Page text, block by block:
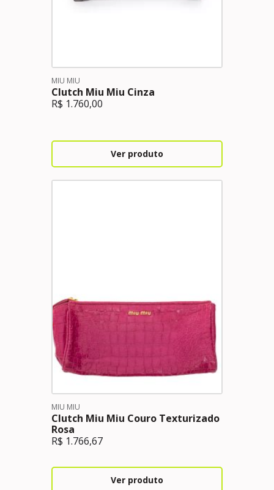
MIU MIU
Clutch Miu Miu Cinza
R$ 1.760,00
Ver produto
MIU MIU
Clutch Miu Miu Couro Texturizado
Rosa
R$ 1.766,67
Ver produto